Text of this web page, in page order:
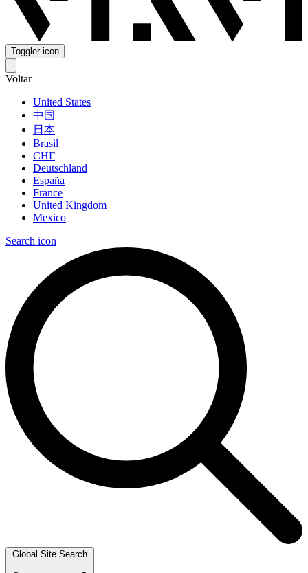
Toggler icon
Voltar
United States
中国
日本
Brasil
СНГ
Deutschland
España
France
United Kingdom
Mexico
Search icon
Global Site Search